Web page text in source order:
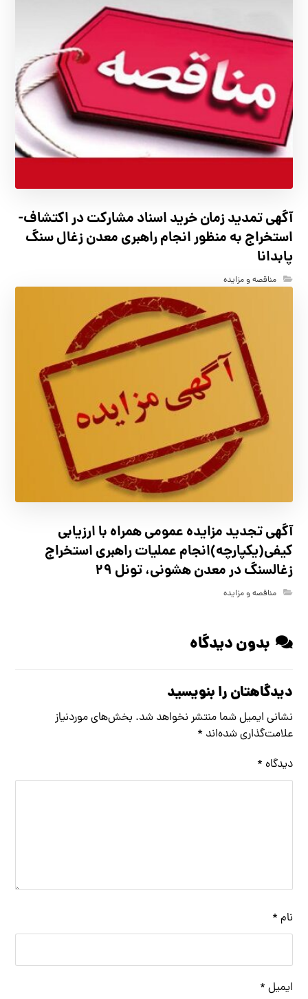
آگهي تمدید زمان خرید اسناد مشارکت در اکتشاف-
استخراج به منظور انجام راهبری معدن زغال سنگ
پابدانا
مناقصه و مزایده
آگهي تجدید مزايده عمومی همراه با ارزیابی
کیفی(یکپارچه)انجام عملیات راهبری استخراج
زغالسنگ در معدن هشونی، تونل ۲۹
مناقصه و مزایده
بدون دیدگاه
دیدگاهتان را بنویسید
نشانی ایمیل شما منتشر نخواهد شد. بخش‌های موردنیاز
علامت‌گذاری شده‌اند *
دیدگاه *
نام *
ایمیل *